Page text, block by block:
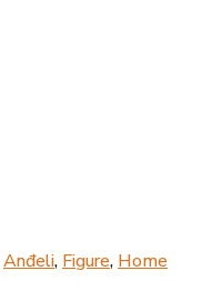
Anđeli,Figure,Home